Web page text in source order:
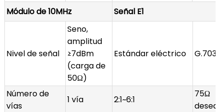
Módulo de 10MHz Señal E1
Nivel de señal
Seno,
amplitud
≥7dBm
(carga de
50Ω)
Estándar eléctrico
Número de
vías
1 vía 2:1~6:1
75Ω